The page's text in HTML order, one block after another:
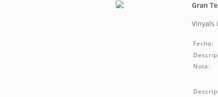
Gran
Vinyals
Fecha:
Nota: